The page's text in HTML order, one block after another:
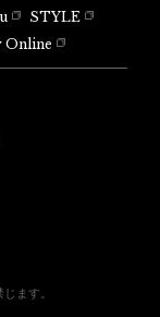
STYLE
Online
ます。